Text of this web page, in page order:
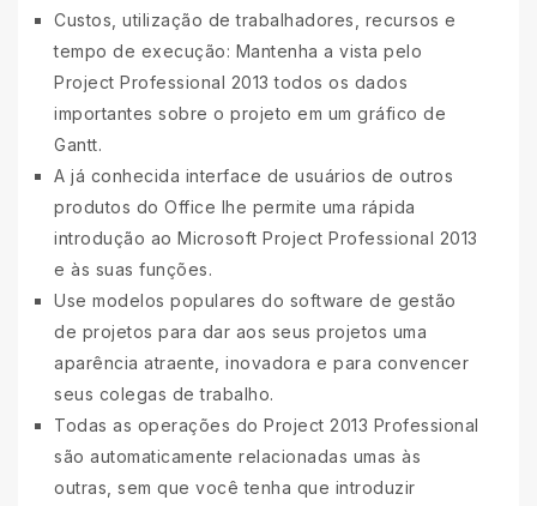
Custos, utilização de trabalhadores, recursos e
tempo de execução: Mantenha a vista pelo
Project Professional 2013 todos os dados
importantes sobre o projeto em um gráfico de
Gantt.
A já conhecida interface de usuários de outros
produtos do Office lhe permite uma rápida
introdução ao Microsoft Project Professional 2013
e às suas funções.
Use modelos populares do software de gestão
de projetos para dar aos seus projetos uma
aparência atraente, inovadora e para convencer
seus colegas de trabalho.
Todas as operações do Project 2013 Professional
são automaticamente relacionadas umas às
outras, sem que você tenha que introduzir